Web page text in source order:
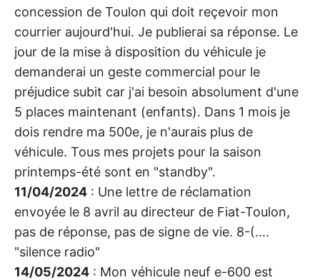
concession de Toulon qui doit reçevoir mon
courrier aujourd'hui. Je publierai sa réponse. Le
jour de la mise à disposition du véhicule je
demanderai un geste commercial pour le
préjudice subit car j'ai besoin absolument d'une
5 places maintenant (enfants). Dans 1 mois je
dois rendre ma 500e, je n'aurais plus de
véhicule. Tous mes projets pour la saison
printemps-été sont en "standby".
11/04/2024 : Une lettre de réclamation
envoyée le 8 avril au directeur de Fiat-Toulon,
pas de réponse, pas de signe de vie. 8-(....
"silence radio"
14/05/2024 : Mon véhicule neuf e-600 est